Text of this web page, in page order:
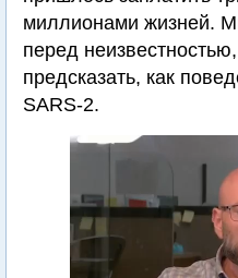
миллионами жизней.
перед
предсказать, как
SARS-2.